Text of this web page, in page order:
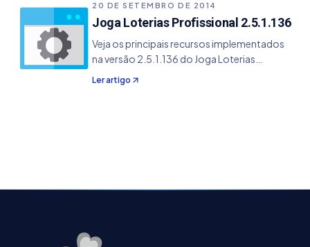
20 DE SETEMBRO DE 2014
Joga Loterias Profissional 2.5.1.136
Veja os principais recursos implementados
na versão 2.5.1.136 do Joga Loterias
Profissional. - Resolvido o bug que ocultava
o botão Gerar dos Jogos Aleatórios Por
Ler artigo